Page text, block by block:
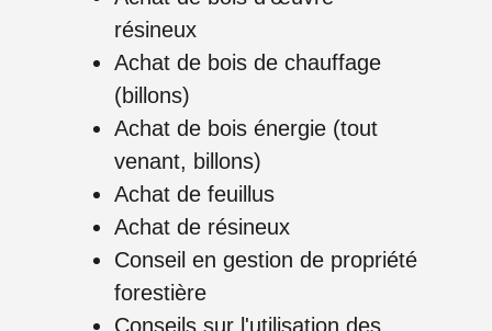
résineux
Achat de bois de chauffage
(billons)
Achat de bois énergie (tout
venant, billons)
Achat de feuillus
Achat de résineux
Conseil en gestion de propriété
forestière
Conseils sur l'utilisation des